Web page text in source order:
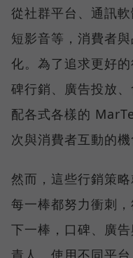
從社群平台、通訊軟
短影音等，消費者
化。為了追求更好
碑行銷、廣告投放
配各式各樣的
次與消費者互動的機
然而，這些行銷策
每一棒都努力衝刺
下一棒，口碑、廣
責人、使用不同平